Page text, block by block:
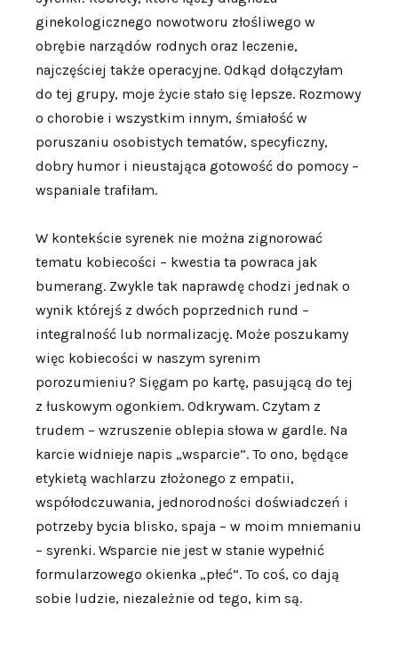
ginekologicznego nowotworu złośliwego w
obrębie narządów rodnych oraz leczenie,
najczęściej także operacyjne. Odkąd dołączyłam
do tej grupy, moje życie stało się lepsze. Rozmowy
o chorobie i wszystkim innym, śmiałość w
poruszaniu osobistych tematów, specyficzny,
dobry humor i nieustająca gotowość do pomocy –
wspaniale trafiłam.
W kontekście syrenek nie można zignorować
tematu kobiecości – kwestia ta powraca jak
bumerang. Zwykle tak naprawdę chodzi jednak o
wynik którejś z dwóch poprzednich rund –
integralność lub normalizację. Może poszukamy
więc kobiecości w naszym syrenim
porozumieniu? Sięgam po kartę, pasującą do tej
z łuskowym ogonkiem. Odkrywam. Czytam z
trudem – wzruszenie oblepia słowa w gardle. Na
karcie widnieje napis „wsparcie”. To ono, będące
etykietą wachlarzu złożonego z empatii,
współodczuwania, jednorodności doświadczeń i
potrzeby bycia blisko, spaja – w moim mniemaniu
– syrenki. Wsparcie nie jest w stanie wypełnić
formularzowego okienka „płeć”. To coś, co dają
sobie ludzie, niezależnie od tego, kim są.